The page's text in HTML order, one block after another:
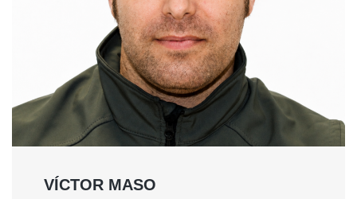
VÍCTOR MASO